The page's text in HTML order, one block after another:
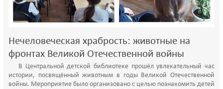
Нечеловеческая храбрость: животные на
фронтах Великой Отечественной войны
В Центральной детской библиотеке прошёл увлекательный час
истории, посвящённый животным в годы Великой Отечественной
войны. Мероприятие было организовано с целью познакомить детей